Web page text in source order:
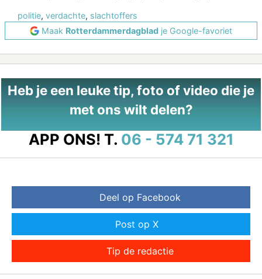
politie, verdachte, slachtoffers
Maak Rotterdammerdagblad je Google-favoriet
Heb je een leuke tip, foto of video die je
met ons wilt delen?
APP ONS! T. 06 - 574 71 321
Deel op Facebook
Post op X
Tip de redactie